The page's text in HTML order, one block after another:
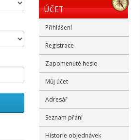
ÚČET
Přihlášení
Registrace
Zapomenuté heslo
Můj účet
Adresář
Seznam přání
Historie objednávek